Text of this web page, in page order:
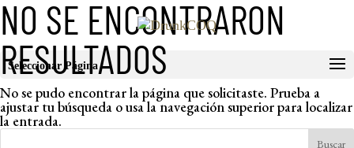
Seleccionar Página
NO SE ENCONTRARON
RESULTADOS
No se pudo encontrar la página que solicitaste. Prueba a
ajustar tu búsqueda o usa la navegación superior para localizar
la entrada.